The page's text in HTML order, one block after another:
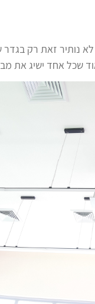
לא נותיר זאת רק
שכל אחד ישיג את